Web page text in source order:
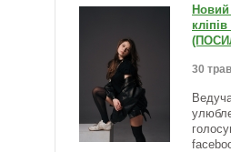
Новий
30